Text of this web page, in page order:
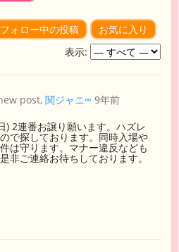
フォロー中の投稿
お気に入り
表示:
post, 関ジャニ∞ 9年前
) 2連番お譲り願います。ハズレ
で探しております。同時入場や
は守ります。マナー違反なども
非ご連絡お待ちしております。